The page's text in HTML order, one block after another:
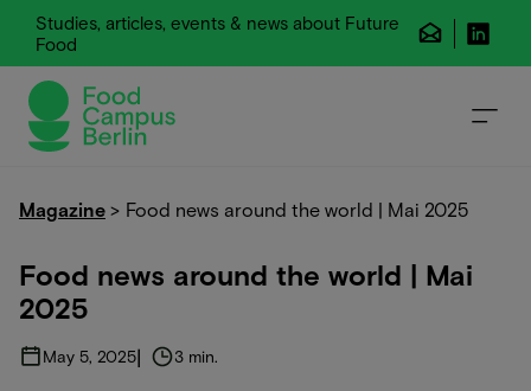
Magazine > Food news around the world | Mai 2025
Food news around the world | Mai
2025
May 5, 2025| 3 min.
Studies, articles, events & news about Future
Food